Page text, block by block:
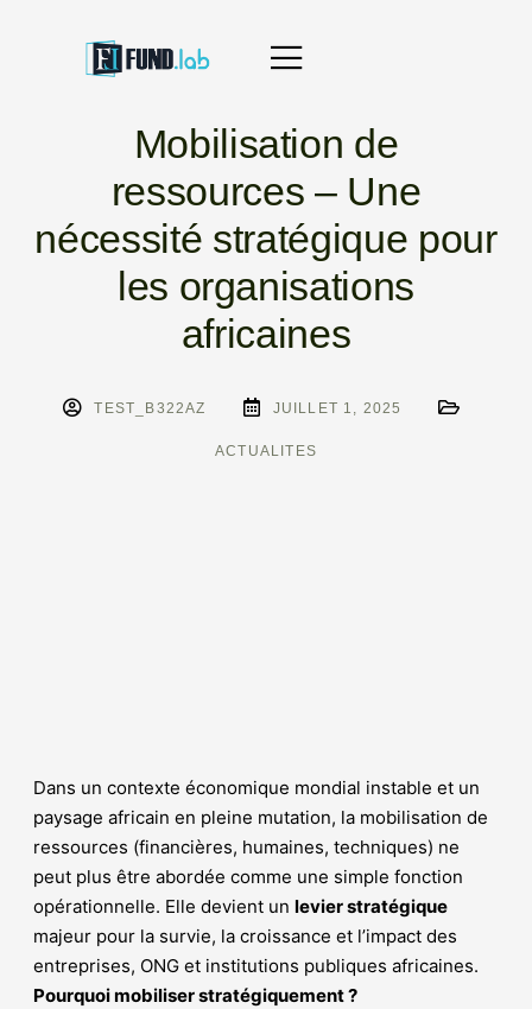
Mobilisation de
ressources – Une
nécessité stratégique pour
les organisations
africaines
TEST_B322AZ JUILLET 1, 2025
ACTUALITES
Dans un contexte économique mondial instable et un
paysage africain en pleine mutation, la mobilisation de
ressources (financières, humaines, techniques) ne
peut plus être abordée comme une simple fonction
opérationnelle. Elle devient un levier stratégique
majeur pour la survie, la croissance et l’impact des
entreprises, ONG et institutions publiques africaines.
Pourquoi mobiliser stratégiquement ?